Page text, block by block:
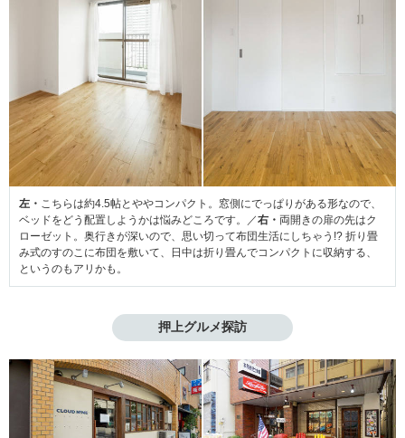
左・ こちらは約4.5帖とややコンパクト。窓側にでっぱりがある形なので、
ベッドをどう配置しようかは悩みどころです。／右・ 両開きの扉の先はク
ローゼット。奥行きが深いので、思い切って布団生活にしちゃう!? 折り畳
み式のすのこに布団を敷いて、日中は折り畳んでコンパクトに収納する、
というのもアリかも。
押上グルメ探訪